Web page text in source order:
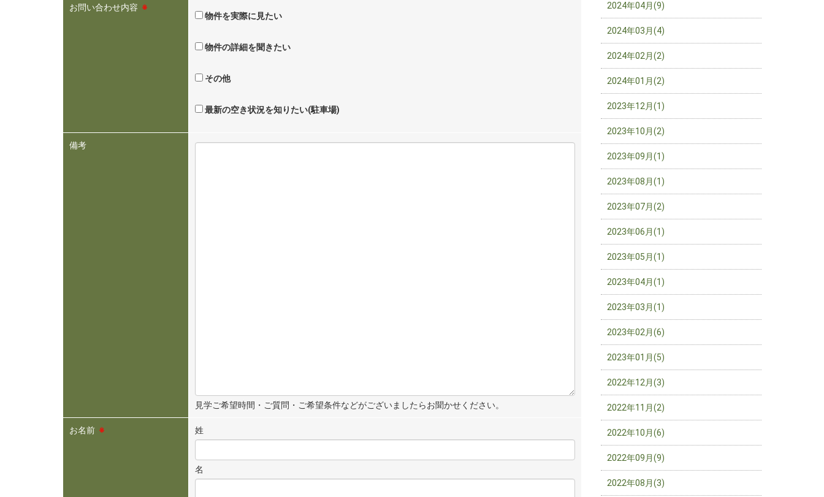
お問い合わせ内容 ※
物件を実際に見たい
物件の詳細を聞きたい
その他
最新の空き状況を知りたい(駐車場)
備考
見学ご希望時間・ご質問・ご希望条件などがございましたらお聞かせください。
お名前 ※ 姓
名
2024年04月(9)
2024年03月(4)
2024年02月(2)
2024年01月(2)
2023年12月(1)
2023年10月(2)
2023年09月(1)
2023年08月(1)
2023年07月(2)
2023年06月(1)
2023年05月(1)
2023年04月(1)
2023年03月(1)
2023年02月(6)
2023年01月(5)
2022年12月(3)
2022年11月(2)
2022年10月(6)
2022年09月(9)
2022年08月(3)